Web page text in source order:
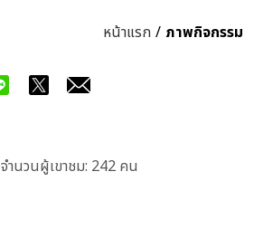
หน้าแรก / ภาพกิจกรรม
จำนวนผู้เขาชม: 242 คน